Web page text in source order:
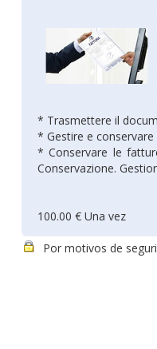
* Trasmettere il
* Gestire e
* Conservare le
Conservazione.
100.00 € Una vez
Por motivos de